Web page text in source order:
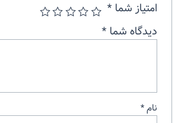
امتیاز شما*
دیدگاه شما*
نام*